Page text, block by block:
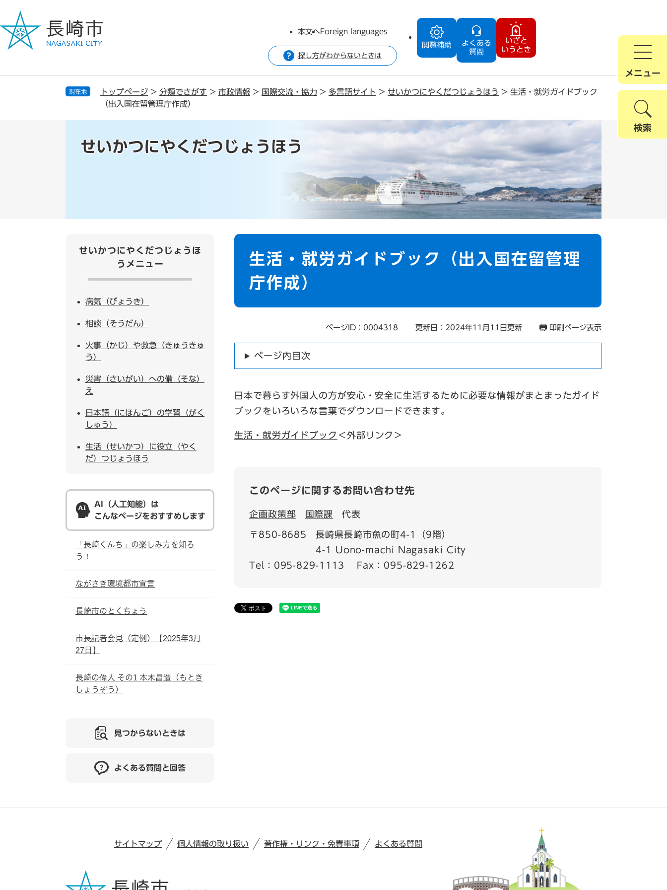
ジ
で
ュ
ば
閲覧補助
よくある
質問
いざと
いうとき
本文へForeign languages
探し方がわからないときは
メニュー
検索
現在地 トップページ > 分類でさがす > 市政情報 > 国際交流・協力 > 多言語サイト > せいかつにやくだつじょうほう > 生活・就労ガイドブック
（出入国在留管理庁作成）
せいかつにやくだつじょうほう
本
生活・就労ガイドブック（出入国在留管理
庁作成）
ページID：0004318 更新日：2024年11月11日更新 印刷ページ表示
ページ内目次
日本で暮らす外国人の方が安心・安全に生活するために必要な情報がまとまったガイド
ブックをいろいろな言葉でダウンロードできます。
生活・就労ガイドブック ＜外部リンク＞
このページに関するお問い合わせ先
企画政策部 国際課 代表
〒850-8685
長崎県長崎市魚の町4-1（9階）
4-1 Uono-machi Nagasaki City
Tel：095-829-1113
Fax：095-829-1262
せいかつにやくだつじょうほ
うメニュー
病気（びょうき）
相談（そうだん）
火事（かじ）や救急（きゅうきゅ
う）
災害（さいがい）への備（そな）
え
日本語（にほんご）の学習（がく
しゅう）
生活（せいかつ）に役立（やく
だ）つじょうほう
AI（人工知能）は
こんなページをおすすめします
「長崎くんち」の楽しみ方を知ろ
う！
ながさき環境都市宣言
長崎市のとくちょう
市長記者会見（定例）【2025年3月
27日】
長崎の偉人 その1 本木昌造（もとき
しょうぞう）
見つからないときは
よくある質問と回答
サイトマップ 個人情報の取り扱い 著作権・リンク・免責事項 よくある質問